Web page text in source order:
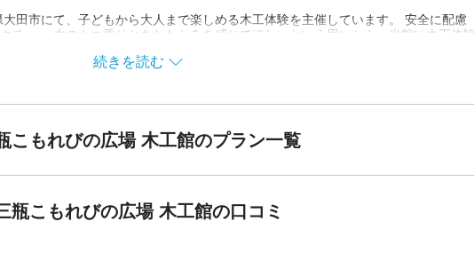
田市にて、子どもから大人まで楽しめる木工体験を主催しています。 安全に配慮
チャー 木のもつ香りとあたたかみを感じてほしいという思いから、当館は木工体験
ながら創作すれば、木工細工の虜になりますよ。 家族のコミュニケーションやだん
コミュニケーションや団らんにも最適ですよ。 三瓶こもれびの広場 木工館で木工
続きを読む
こもれびの広場 木工館のプラン一覧
瓶こもれびの広場 木工館の口コミ